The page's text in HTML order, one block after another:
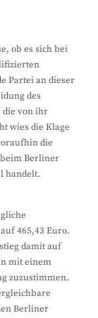
ob es sich bei
Partei an dieser
des
die von ihr
wies die Klage
die
beim Berliner
handelt.
465,43 Euro.
damit auf
mit einem
zuzustimmen.
Berliner